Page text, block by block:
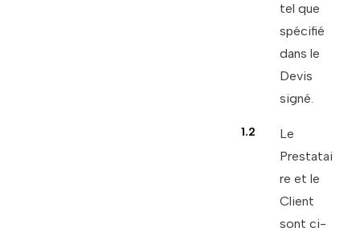
tel que
spécifié
dans le
Devis
signé.
1.2
Le
Prestatai
re et le
Client
sont ci-